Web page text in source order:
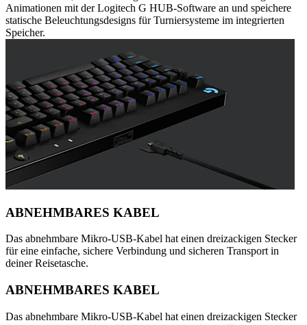
Animationen mit der Logitech G HUB-Software an und speichere
statische Beleuchtungsdesigns für Turniersysteme im integrierten
Speicher.
ABNEHMBARES KABEL
Das abnehmbare Mikro-USB-Kabel hat einen dreizackigen Stecker
für eine einfache, sichere Verbindung und sicheren Transport in
deiner Reisetasche.
ABNEHMBARES KABEL
Das abnehmbare Mikro-USB-Kabel hat einen dreizackigen Stecker